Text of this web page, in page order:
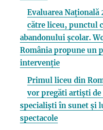
Evaluarea
către liceu, punctul
abandonului școlar.
România propune un
intervenție
Primul liceu din
vor pregăti artiști
specialiști în sunet și
spectacole